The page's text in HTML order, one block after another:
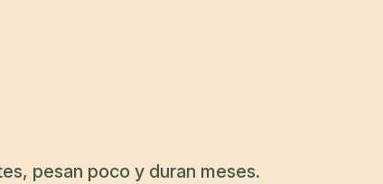
pesan poco y duran meses.